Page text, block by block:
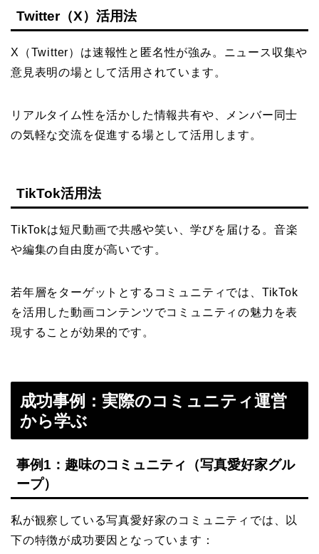
Twitter（X）活用法
X（Twitter）は速報性と匿名性が強み。ニュース収集や
意見表明の場として活用されています。
リアルタイム性を活かした情報共有や、メンバー同士
の気軽な交流を促進する場として活用します。
TikTok活用法
TikTokは短尺動画で共感や笑い、学びを届ける。音楽
や編集の自由度が高いです。
若年層をターゲットとするコミュニティでは、TikTok
を活用した動画コンテンツでコミュニティの魅力を表
現することが効果的です。
成功事例：実際のコミュニティ運営
から学ぶ
事例1：趣味のコミュニティ（写真愛好家グル
ープ）
私が観察している写真愛好家のコミュニティでは、以
下の特徴が成功要因となっています：